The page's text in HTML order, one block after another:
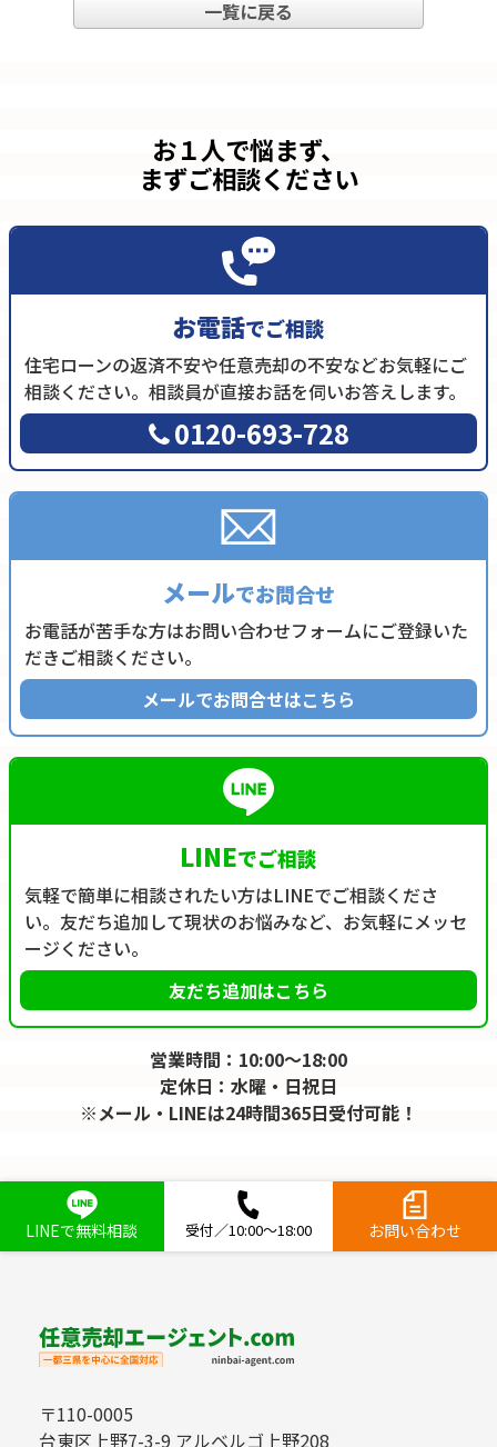
一覧に戻る
お１人で悩まず、
まずご相談ください
お電話でご相談
住宅ローンの返済不安や任意売却の不安などお気軽にご
相談ください。相談員が直接お話を伺いお答えします。
0120-693-728
メールでお問合せ
お電話が苦手な方はお問い合わせフォームにご登録いた
だきご相談ください。
メールでお問合せはこちら
LINEでご相談
気軽で簡単に相談されたい方はLINEでご相談くださ
い。友だち追加して現状のお悩みなど、お気軽にメッセ
ージください。
友だち追加はこちら
営業時間：10:00～18:00
定休日：水曜・日祝日
※メール・LINEは24時間365日受付可能！
LINEで無料相談 受付／10:00～18:00 お問い合わせ
〒110-0005
台東区上野7-3-9 アルベルゴ上野208